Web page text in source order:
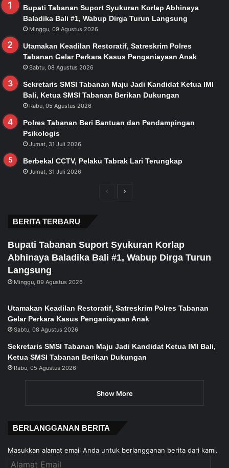
Bupati Tabanan Suport Syukuran Korlap Abhinaya
Baladika Bali #1, Wabup Dirga Turun Langsung
Minggu, 09 Agustus 2026
Utamakan Keadilan Restoratif, Satreskrim Polres
Tabanan Gelar Perkara Kasus Penganiayaan Anak
Sabtu, 08 Agustus 2026
Sekretaris SMSI Tabanan Maju Jadi Kandidat Ketua IMI
Bali, Ketua SMSI Tabanan Berikan Dukungan
Rabu, 05 Agustus 2026
Polres Tabanan Beri Bantuan dan Pendampingan
Psikologis
Jumat, 31 Juli 2026
Berbekal CCTV, Pelaku Tabrak Lari Terungkap
Jumat, 31 Juli 2026
PreviousNext
BERITA TERBARU
Bupati Tabanan Suport Syukuran Korlap
Abhinaya Baladika Bali #1, Wabup Dirga Turun
Langsung
Minggu, 09 Agustus 2026
Utamakan Keadilan Restoratif, Satreskrim Polres Tabanan
Gelar Perkara Kasus Penganiayaan Anak
Sabtu, 08 Agustus 2026
Sekretaris SMSI Tabanan Maju Jadi Kandidat Ketua IMI Bali,
Ketua SMSI Tabanan Berikan Dukungan
Rabu, 05 Agustus 2026
Show More
BERLANGGANAN BERITA
Masukkan alamat email Anda untuk berlangganan berita dari kami.
Alamat